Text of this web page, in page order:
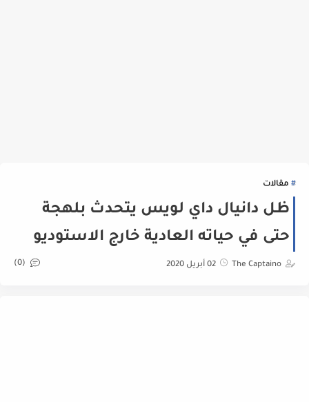
مقالات
ظل دانيال داي لويس يتحدث بلهجة
حتى في حياته العادية خارج الاستوديو
The Captaino 02 أبريل 2020 (0)